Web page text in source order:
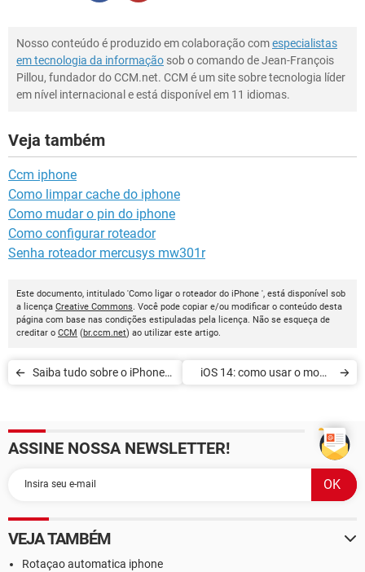
Nosso conteúdo é produzido em colaboração comespecialistas
em tecnologia da informação sob o comando de Jean-François
Pillou, fundador do CCM.net. CCM é um site sobre tecnologia líder
em nível internacional e está disponível em 11 idiomas.
Veja também
Ccm iphone
Como limpar cache do iphone
Como mudar o pin do iphone
Como configurar roteador
Senha roteador mercusys mw301r
Este documento, intitulado 'Como ligar o roteador do iPhone ', está disponível sob
a licença Creative Commons. Você pode copiar e/ou modificar o conteúdo desta
página com base nas condições estipuladas pela licença. Não se esqueça de
creditar o CCM (br.ccm.net) ao utilizar este artigo.
Saiba tudo sobre o iPhone
iOS 14: como usar o modo
ASSINE NOSSA NEWSLETTER!
VEJA TAMBÉM
Rotaçao automatica iphone